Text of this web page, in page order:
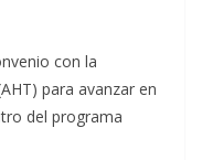
con la
para avanzar en
del programa